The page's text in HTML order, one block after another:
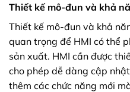
Thiết kế mô-đun và khả
Thiết kế mô-đun và khả
quan trọng để HMI có thể
sản xuất. HMI cần được
cho phép dễ dàng cập
thêm các chức năng mới